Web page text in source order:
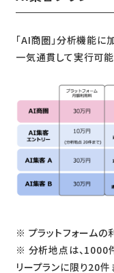
「AI商圏」分析機能に
一気通貫して実行可
※ プラットフォームの
※ 分析地点は、1000
リープランに限り20件